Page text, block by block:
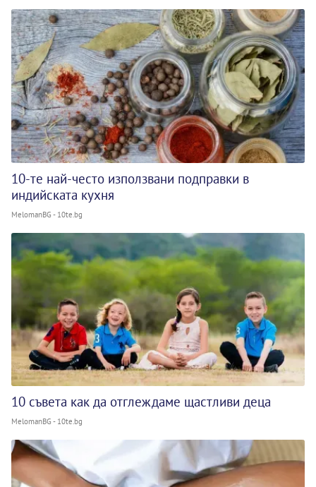
10-те най-често използвани подправки в
индийската кухня
MelomanBG - 10te.bg
10 съвета как да отглеждаме щастливи деца
MelomanBG - 10te.bg